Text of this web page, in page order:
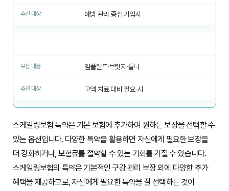
예방 관리 중심 가입자
임플란트·브릿지·틀니
고액 치료 대비 필요 시
스케일링보험 특약은 기본 보험에 추가하여 원하는 보장을 선택할 수
있는 옵션입니다. 다양한 특약을 활용하면 자신에게 필요한 보장을
더 강화하거나, 보험료를 절약할 수 있는 기회를 가질 수 있습니다.
스케일링보험의 특약은 기본적인 구강 관리 보장 외에 다양한 추가
혜택을 제공하므로, 자신에게 필요한 특약을 잘 선택하는 것이